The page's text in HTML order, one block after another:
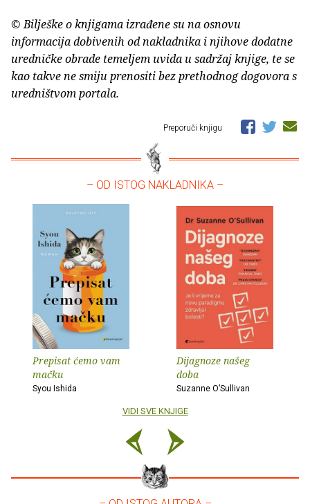
© Bilješke o knjigama izrađene su na osnovu
informacija dobivenih od nakladnika i njihove dodatne
uredničke obrade temeljem uvida u sadržaj knjige, te se
kao takve ne smiju prenositi bez prethodnog dogovora s
uredništvom portala.
Preporuči knjigu
– OD ISTOG NAKLADNIKA –
Prepisat ćemo vam
mačku
Syou Ishida
Dijagnoze našeg
doba
Suzanne O’Sullivan
VIDI SVE KNJIGE